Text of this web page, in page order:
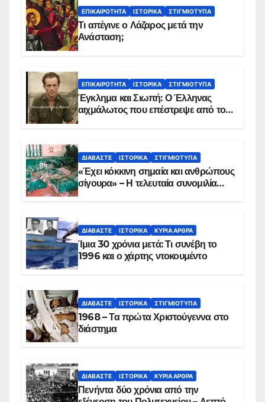
ΕΠΙΚΑΙΡΌΤΗΤΑ ΙΣΤΟΡΙΚΆ ΣΤΙΓΜΙΌΤΥΠΑ
Τι απέγινε ο Λάζαρος μετά την
Ανάσταση;
ΕΠΙΚΑΙΡΌΤΗΤΑ ΙΣΤΟΡΙΚΆ ΣΤΙΓΜΙΌΤΥΠΑ
Έγκλημα και Σιωπή: Ο Έλληνας
αιχμάλωτος που επέστρεψε από το
ΔΙΑΒΆΣΤΕ ΙΣΤΟΡΙΚΆ ΣΤΙΓΜΙΌΤΥΠΑ
«Έχει κόκκινη σημαία και ανθρώπους
σίγουρα» – Η τελευταία συνομιλία
ΔΙΑΒΆΣΤΕ ΙΣΤΟΡΙΚΆ ΚΥΡΙΑ ΑΡΘΡΑ
Ίμια 30 χρόνια μετά: Τι συνέβη το
1996 και ο χάρτης ντοκουμέντο
ΔΙΑΒΆΣΤΕ ΙΣΤΟΡΙΚΆ ΣΤΙΓΜΙΌΤΥΠΑ
1968 – Τα πρώτα Χριστούγεννα στο
διάστημα
ΔΙΑΒΆΣΤΕ ΙΣΤΟΡΙΚΆ ΚΥΡΙΑ ΑΡΘΡΑ
Πενήντα δύο χρόνια από την